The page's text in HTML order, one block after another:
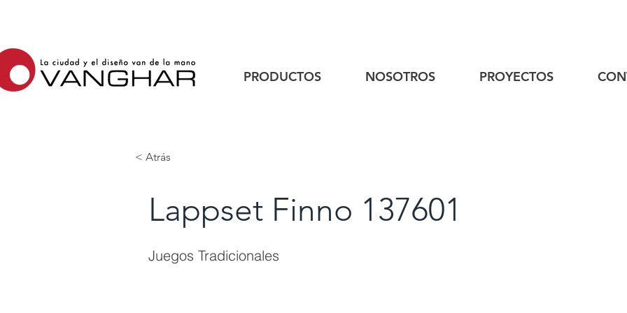
PRODUCTOS NOSOTROS PROYECTOS
< Atrás
Lappset Finno 137601
Juegos Tradicionales